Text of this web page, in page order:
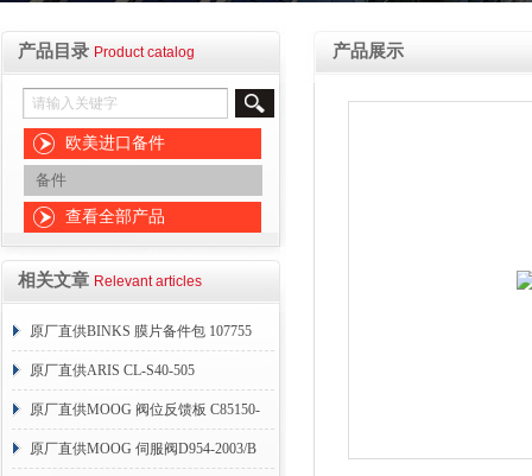
产品目录 Product catalog
欧美进口备件
备件
查看全部产品
相关文章 Relevant articles
原厂直供BINKS 膜片备件包 107755
原厂直供ARIS CL-S40-505
原厂直供MOOG 阀位反馈板 C85150-
004
原厂直供MOOG 伺服阀D954-2003/B
产品展示